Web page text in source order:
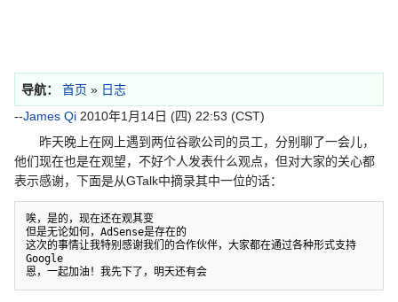
导航： 首页 » 日志
--James Qi 2010年1月14日 (四) 22:53 (CST)
昨天晚上在网上遇到两位谷歌公司的员工，分别聊了一会儿，
他们现在也是在观望，不好个人发表什么观点，但对大家的关心都
表示感谢，下面是从GTalk中摘录其中一位的话：
唉，是的，现在还在观其变
但是无论如何，AdSense是存在的
这次的事情让我特别感谢我们的合作伙伴，大家都在通过各种形式支持
Google